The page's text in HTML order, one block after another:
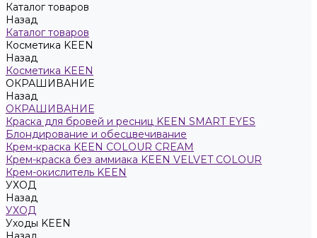
Каталог товаров
Назад
Каталог товаров
Косметика KEEN
Назад
Косметика KEEN
ОКРАШИВАНИЕ
Назад
ОКРАШИВАНИЕ
Краска для бровей и ресниц KEEN SMART EYES
Блондирование и обесцвечивание
Крем-краска KEEN COLOUR CREAM
Крем-краска без аммиака KEEN VELVET COLOUR
Крем-окислитель KEEN
УХОД
Назад
УХОД
Уходы KEEN